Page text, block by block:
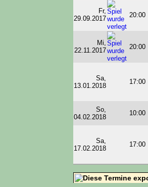
Fr,
29.09.2017
20:00
Mi,
22.11.2017
20:00
Sa,
13.01.2018
17:00
So,
04.02.2018
10:00
Sa,
17.02.2018
17:00